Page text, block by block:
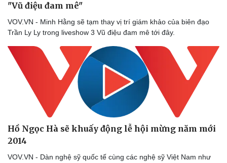
Văn hóa
Sân khấu - Điện ảnh
Văn học
Nghệ sĩ
Thời trang
Sao Việt
"Vũ điệu đam mê"
VOV.VN - Minh Hằng sẽ tạm thay vị trí giám khảo của biên đạo
Trần Ly Ly trong liveshow 3 Vũ điệu đam mê tới đây.
Hồ Ngọc Hà sẽ khuấy động lễ hội mừng năm mới
2014
VOV.VN - Dàn nghệ sỹ quốc tế cùng các nghệ sỹ Việt Nam như